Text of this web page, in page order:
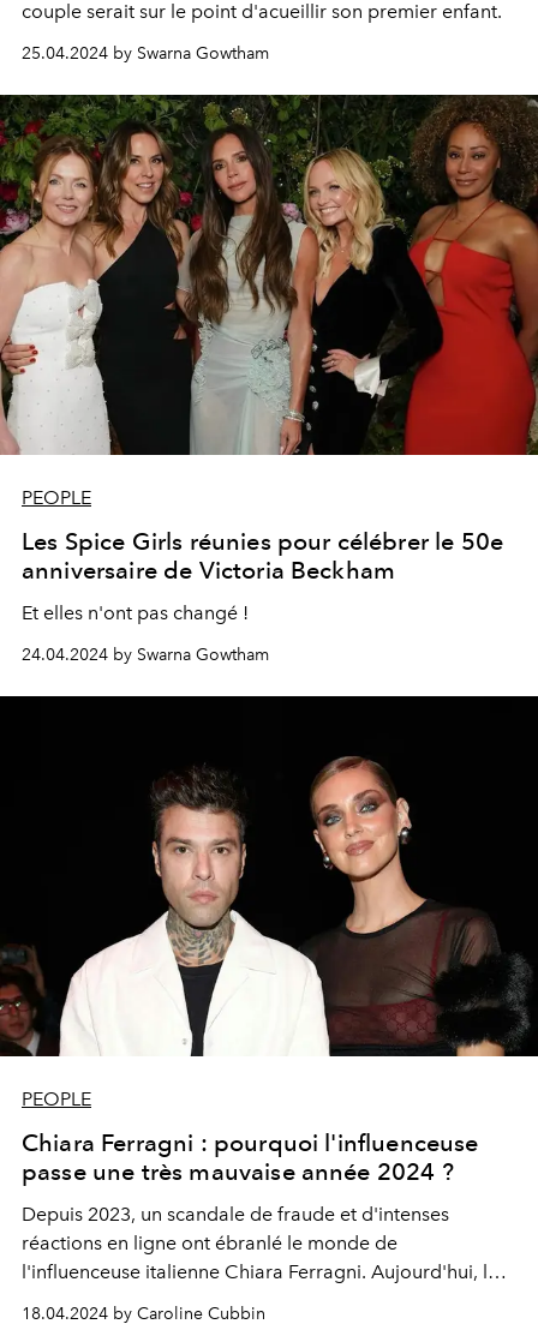
couple serait sur le point d'acueillir son premier enfant.
25.04.2024 by Swarna Gowtham
PEOPLE
Les Spice Girls réunies pour célébrer le 50e
anniversaire de Victoria Beckham
Et elles n'ont pas changé !
24.04.2024 by Swarna Gowtham
PEOPLE
Chiara Ferragni : pourquoi l'influenceuse
passe une très mauvaise année 2024 ?
Depuis 2023, un scandale de fraude et d'intenses
réactions en ligne ont ébranlé le monde de
l'influenceuse italienne Chiara Ferragni. Aujourd'hui, le
divorce s'ajoute à la liste.
18.04.2024 by Caroline Cubbin